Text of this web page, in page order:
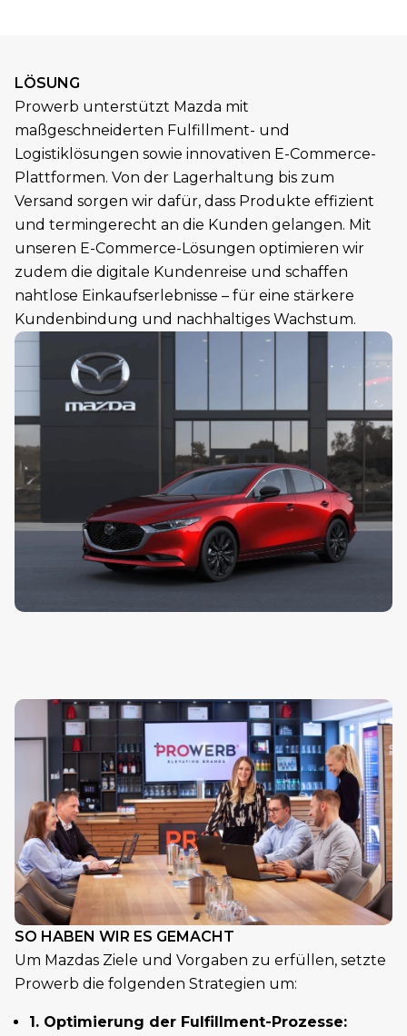
LÖSUNG
Prowerb unterstützt Mazda mit
maßgeschneiderten Fulfillment- und
Logistiklösungen sowie innovativen E-Commerce-
Plattformen. Von der Lagerhaltung bis zum
Versand sorgen wir dafür, dass Produkte effizient
und termingerecht an die Kunden gelangen. Mit
unseren E-Commerce-Lösungen optimieren wir
zudem die digitale Kundenreise und schaffen
nahtlose Einkaufserlebnisse – für eine stärkere
Kundenbindung und nachhaltiges Wachstum.
SO HABEN WIR ES GEMACHT
Um Mazdas Ziele und Vorgaben zu erfüllen, setzte
Prowerb die folgenden Strategien um:
1. Optimierung der Fulfillment-Prozesse: